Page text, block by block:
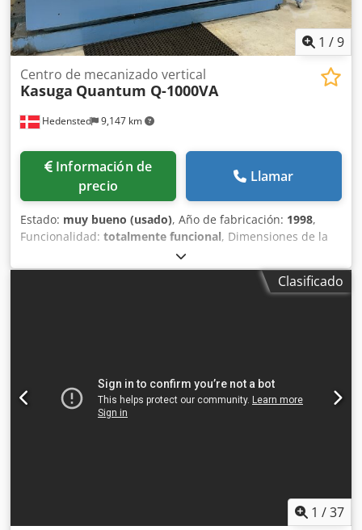
1 /9
Hedensted 9,147 km
Centro de mecanizado vertical
Kasuga Quantum Q-1000VA
Información de
precio
Llamar
Estado: muy bueno (usado), Año de fabricación: 1998,
Funcionalidad: totalmente funcional, Dimensiones de la
mesa: 1400 x 600 mm Carga máxima sobre la mesa: 1000
kg Controlador: Fanuc 18i-M Cambiador automático de
herramientas (ATC): 30 Eje X: 1070 mm Eje Y: 610 mm Eje Z:
Transportador de virutas: L=5000 mm, H=1400 mm
Refrigeración interna Depósito de agua: L=2400 mm,
Clasificado
1 /37